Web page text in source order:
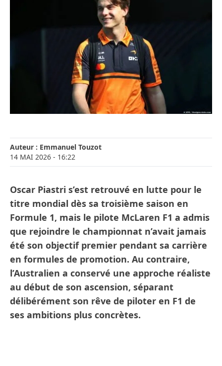
Auteur : Emmanuel Touzot
14 MAI 2026 - 16:22
Oscar Piastri s’est retrouvé en lutte pour le
titre mondial dès sa troisième saison en
Formule 1, mais le pilote McLaren F1 a admis
que rejoindre le championnat n’avait jamais
été son objectif premier pendant sa carrière
en formules de promotion. Au contraire,
l’Australien a conservé une approche réaliste
au début de son ascension, séparant
délibérément son rêve de piloter en F1 de
ses ambitions plus concrètes.